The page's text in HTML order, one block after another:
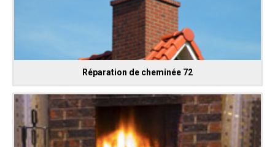
Réparation de cheminée 72